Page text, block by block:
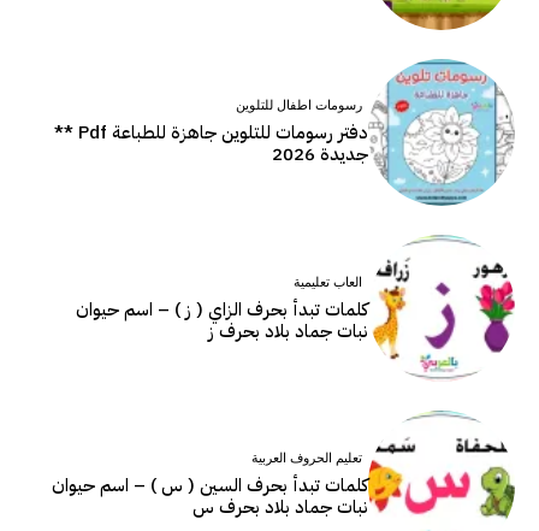
رسومات اطفال للتلوين
دفتر رسومات للتلوين جاهزة للطباعة Pdf **
جديدة 2026
العاب تعليمية
كلمات تبدأ بحرف الزاي ( ز ) – اسم حيوان
نبات جماد بلاد بحرف ز
تعليم الحروف العربية
كلمات تبدأ بحرف السين ( س ) – اسم حيوان
نبات جماد بلاد بحرف س